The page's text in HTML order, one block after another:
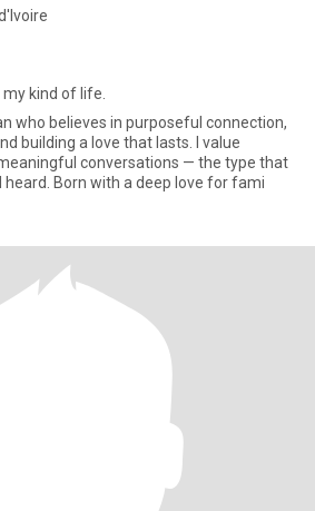
kind of life.
who believes in purposeful connection,
building a love that lasts. I value
conversations — the type that
make you feel seen and heard. Born with a deep love for fami